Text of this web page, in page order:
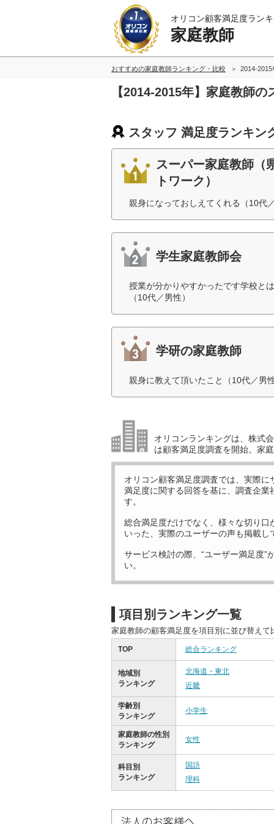
オリコン顧客満足度ラン
家庭教師
おすすめの家庭教師ランキング・比較 2014-2015
【2014-2015年】家庭教師
スタッフ 満足度ランキン
スーパー家庭教師（
トワーク）
親身になっておしえてくれる（10代
学生家庭教師会
授業が分かりやすかったです学校と
（10代／男性）
学研の家庭教師
親身に教えて頂いたこと（10代／男
オリコンランキングは、株式
は顧客満足度調査を開始。家
オリコン顧客満足度調査では、実際に
満足度に関する回答を基に、調査企業
す。
総合満足度だけでなく、様々な切り口
いった、実際のユーザーの声も掲載し
サービス検討の際、“ユーザー満足度”
い。
項目別ランキング一覧
家庭教師の顧客満足度を項目別に並び替えて
TOP 総合ランキング
地域別
ランキング
北海道・東北
近畿
学齢別
ランキング
小学生
家庭教師の性別
ランキング
女性
科目別
ランキング
国語
理科